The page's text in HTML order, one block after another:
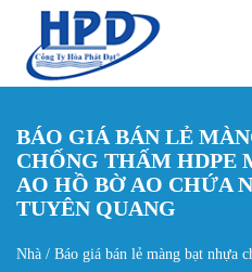
Nhảy đến nội dung
BÁO GIÁ BÁN LẺ
CHỐNG THẤM HDPE
AO HỒ BỜ AO CHỨA
TUYÊN QUANG
Nhà / Báo giá bán lẻ màng bạt nhựa